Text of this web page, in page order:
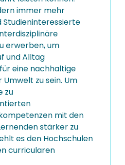
immer mehr
Studieninteressierte
erwerben, um
und Alltag
eine nachhaltige
zu sein. Um
zu
mit den
stärker zu
es den Hochschulen
curricularen